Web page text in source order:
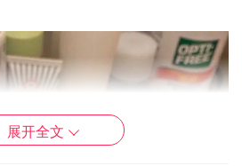
展开全文